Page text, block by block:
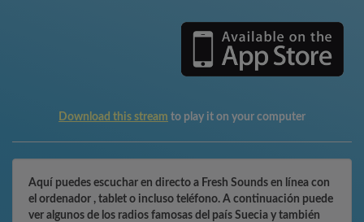
Download this stream to play it on your computer
Aquí puedes escuchar en directo a Fresh Sounds en línea con
el ordenador , tablet o incluso teléfono. A continuación puede
ver algunos de los radios famosas del país Suecia y también